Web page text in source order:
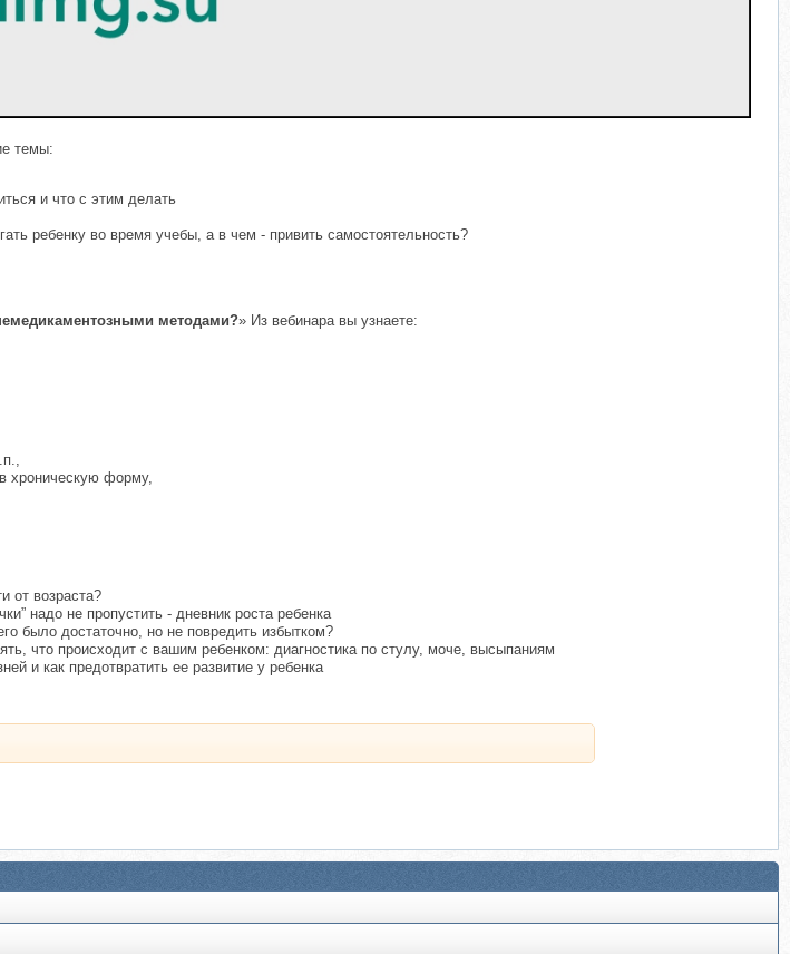
темы:
и что с этим делать
ребенку во время учебы, а в чем - привить самостоятельность?
методами?» Из вебинара вы узнаете:
хроническую форму,
от возраста?
надо не пропустить - дневник роста ребенка
было достаточно, но не повредить избытком?
что происходит с вашим ребенком: диагностика по стулу, моче, высыпаниям
и как предотвратить ее развитие у ребенка